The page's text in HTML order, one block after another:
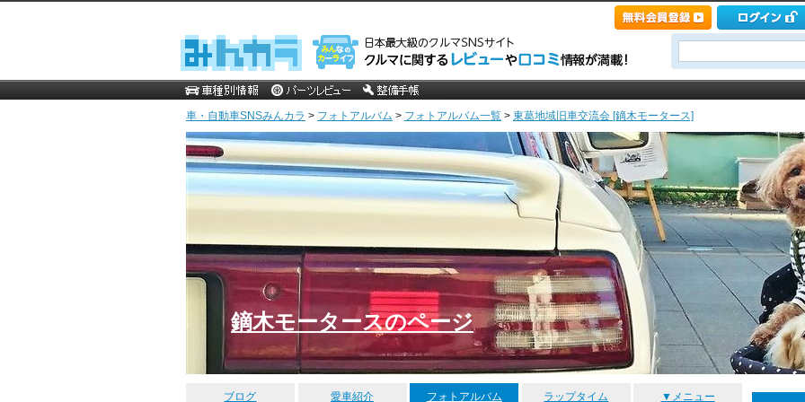
車・自動車SNSみんカラ > フォトアルバム > フォトアルバム一覧 > 東葛地域旧車交流会 [鏑木モータース]
鏑木モータースのページ
ブログ 愛車紹介 フォトアルバム ラップタイム ▼メニュー